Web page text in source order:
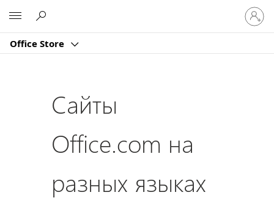
Office Store
в
Сайты
Office.com на
разных языках